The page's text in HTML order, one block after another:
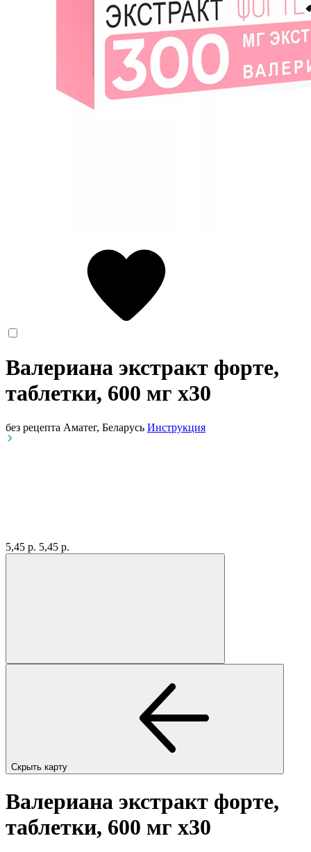
Валериана экстракт форте,
таблетки, 600 мг x30
без рецепта Аматег, Беларусь Инструкция
5,45 р. 5,45 р.
Скрыть карту
Валериана экстракт форте,
таблетки, 600 мг x30